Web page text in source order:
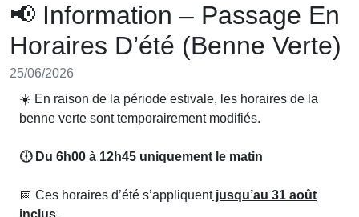
📢 Information – Passage En
Horaires D’été (Benne Verte)
25/06/2026
☀️ En raison de la période estivale, les horaires de la
benne verte sont temporairement modifiés.
🕕 Du 6h00 à 12h45 uniquement le matin
📅 Ces horaires d’été s’appliquentjusqu’au 31 août
inclus.